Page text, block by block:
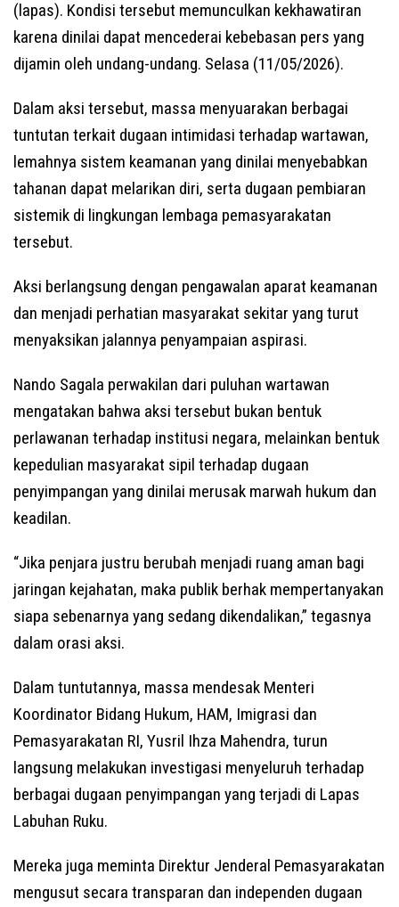
(lapas). Kondisi tersebut memunculkan kekhawatiran
karena dinilai dapat mencederai kebebasan pers yang
dijamin oleh undang-undang. Selasa (11/05/2026).
Dalam aksi tersebut, massa menyuarakan berbagai
tuntutan terkait dugaan intimidasi terhadap wartawan,
lemahnya sistem keamanan yang dinilai menyebabkan
tahanan dapat melarikan diri, serta dugaan pembiaran
sistemik di lingkungan lembaga pemasyarakatan
tersebut.
Aksi berlangsung dengan pengawalan aparat keamanan
dan menjadi perhatian masyarakat sekitar yang turut
menyaksikan jalannya penyampaian aspirasi.
Nando Sagala perwakilan dari puluhan wartawan
mengatakan bahwa aksi tersebut bukan bentuk
perlawanan terhadap institusi negara, melainkan bentuk
kepedulian masyarakat sipil terhadap dugaan
penyimpangan yang dinilai merusak marwah hukum dan
keadilan.
“Jika penjara justru berubah menjadi ruang aman bagi
jaringan kejahatan, maka publik berhak mempertanyakan
siapa sebenarnya yang sedang dikendalikan,” tegasnya
dalam orasi aksi.
Dalam tuntutannya, massa mendesak Menteri
Koordinator Bidang Hukum, HAM, Imigrasi dan
Pemasyarakatan RI, Yusril Ihza Mahendra, turun
langsung melakukan investigasi menyeluruh terhadap
berbagai dugaan penyimpangan yang terjadi di Lapas
Labuhan Ruku.
Mereka juga meminta Direktur Jenderal Pemasyarakatan
mengusut secara transparan dan independen dugaan